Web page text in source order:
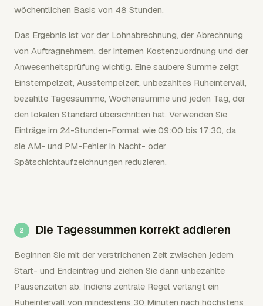
wöchentlichen Basis von 48 Stunden.
Das Ergebnis ist vor der Lohnabrechnung, der Abrechnung
von Auftragnehmern, der internen Kostenzuordnung und der
Anwesenheitsprüfung wichtig. Eine saubere Summe zeigt
Einstempelzeit, Ausstempelzeit, unbezahltes Ruheintervall,
bezahlte Tagessumme, Wochensumme und jeden Tag, der
den lokalen Standard überschritten hat. Verwenden Sie
Einträge im 24-Stunden-Format wie 09:00 bis 17:30, da
sie AM- und PM-Fehler in Nacht- oder
Spätschichtaufzeichnungen reduzieren.
Die Tagessummen korrekt addieren
Beginnen Sie mit der verstrichenen Zeit zwischen jedem
Start- und Endeintrag und ziehen Sie dann unbezahlte
Pausenzeiten ab. Indiens zentrale Regel verlangt ein
Ruheintervall von mindestens 30 Minuten nach höchstens